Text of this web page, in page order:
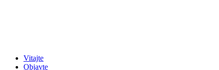
Vitajte
Objavte